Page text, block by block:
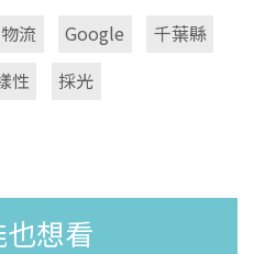
物流 Google
千葉縣
性 採光
想看